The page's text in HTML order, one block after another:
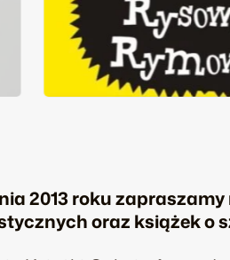
2013 roku zapraszamy
oraz książek o